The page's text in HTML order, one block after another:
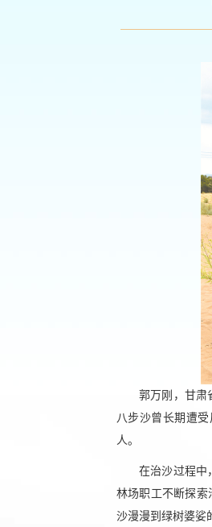
郭万刚，甘肃
八步沙曾长期遭
人。
在治沙过程中
林场职工不断探索
沙漫漫到绿树婆娑